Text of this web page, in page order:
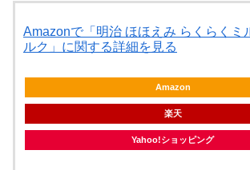
Amazonで「明治 ほほえみ らくらくミ
ルク」に関する詳細を見る
Amazon
楽天
Yahoo!ショッピング